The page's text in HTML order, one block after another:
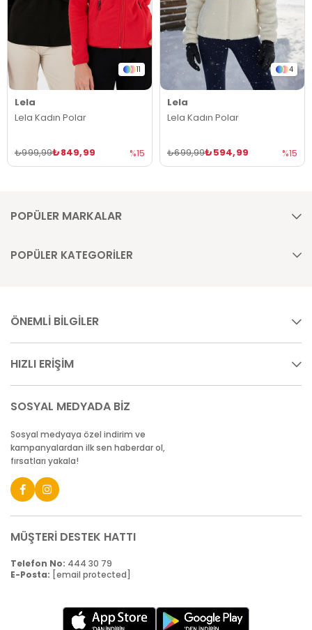
11
Lela
Lela Kadın Polar
₺849,99
₺999,99 %15
4
Lela
Lela Kadın Polar
₺594,99
₺699,99 %15
POPÜLER MARKALAR
POPÜLER KATEGORİLER
ÖNEMLİ BİLGİLER
HIZLI ERİŞİM
SOSYAL MEDYADA BİZ
Sosyal medyaya özel indirim ve
kampanyalardan ilk sen haberdar ol,
fırsatları yakala!
MÜŞTERİ DESTEK HATTI
Telefon No: 444 30 79
E-Posta: [email protected]